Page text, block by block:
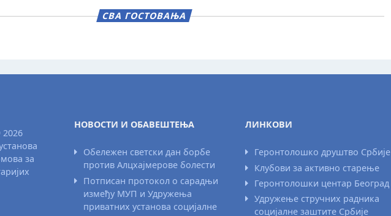
СВА ГОСТОВАЊА
за
НОВОСТИ И ОБАВЕШТЕЊА
Обележен светски дан борбе
против Алцхајмерове болести
Потписан протокол о сарадњи
између МУП и Удружења
приватних установа социјалне
ЛИНКОВИ
Геронтолошко друштво Србије
Клубови за активно старење
Геронтолошки центар Београд
Удружење стручних радника
социјалне заштите Србије